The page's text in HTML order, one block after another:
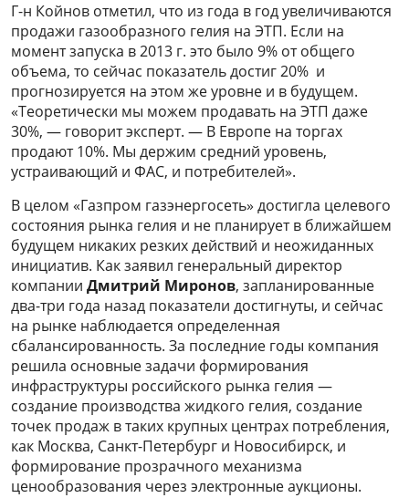
Г-н Койнов отметил, что из года в год увеличиваются
продажи газообразного гелия на ЭТП. Если на
момент запуска в 2013 г. это было 9% от общего
объема, то сейчас показатель достиг 20% и
прогнозируется на этом же уровне и в будущем.
«Теоретически мы можем продавать на ЭТП даже
30%, — говорит эксперт. — В Европе на торгах
продают 10%. Мы держим средний уровень,
устраивающий и ФАС, и потребителей».
В целом «Газпром газэнергосеть» достигла целевого
состояния рынка гелия и не планирует в ближайшем
будущем никаких резких действий и неожиданных
инициатив. Как заявил генеральный директор
компании Дмитрий Миронов, запланированные
два-три года назад показатели достигнуты, и сейчас
на рынке наблюдается определенная
сбалансированность. За последние годы компания
решила основные задачи формирования
инфраструктуры российского рынка гелия —
создание производства жидкого гелия, создание
точек продаж в таких крупных центрах потребления,
как Москва, Санкт-Петербург и Новосибирск, и
формирование прозрачного механизма
ценообразования через электронные аукционы.